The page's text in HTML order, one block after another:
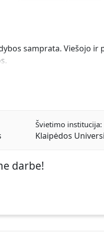
samprata. Viešojo ir
Švietimo institucija:
Klaipėdos
darbe!